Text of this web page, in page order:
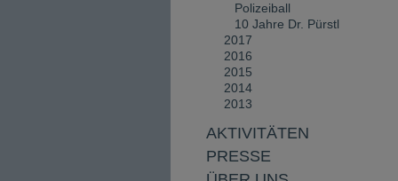
Polizeiball
10 Jahre Dr. Pürstl
2017
2016
2015
2014
2013
AKTIVITÄTEN
PRESSE